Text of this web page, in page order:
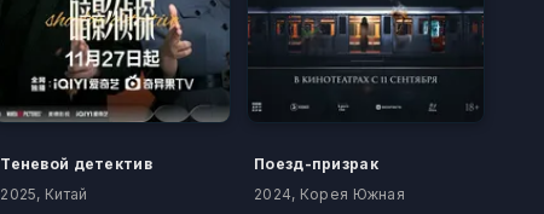
Теневой детектив
2025, Китай
Поезд-призрак
2024, Корея Южная